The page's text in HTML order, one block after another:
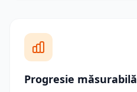
Progresie măsurabilă